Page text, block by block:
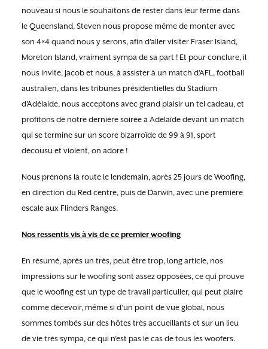
nouveau si nous le souhaitons de rester dans leur ferme dans
le Queensland, Steven nous propose même de monter avec
son 4×4 quand nous y serons, afin d’aller visiter Fraser Island,
Moreton Island, vraiment sympa de sa part ! Et pour conclure, il
nous invite, Jacob et nous, à assister à un match d’AFL, football
australien, dans les tribunes présidentielles du Stadium
d’Adélaide, nous acceptons avec grand plaisir un tel cadeau, et
profitons de notre dernière soirée à Adelaïde devant un match
qui se termine sur un score bizarroïde de 99 à 91, sport
décousu et violent, on adore !
Nous prenons la route le lendemain, après 25 jours de Woofing,
en direction du Red centre, puis de Darwin, avec une première
escale aux Flinders Ranges.
Nos ressentis vis à vis de ce premier woofing
En résumé, après un très, peut être trop, long article, nos
impressions sur le woofing sont assez opposées, ce qui prouve
que le woofing est un type de travail particulier, qui peut plaire
comme décevoir, même si d’un point de vue global, nous
sommes tombés sur des hôtes très accueillants et sur un lieu
de vie très sympa, ce qui n’est pas le cas de tous les woofers.